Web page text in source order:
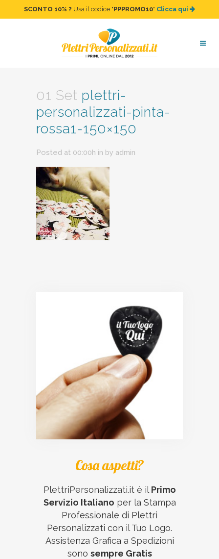
SCONTO 10% ? Usa il codice "PPPROMO10" Clicca qui
plettri-personalizzati-pinta-
rossa1-150×150
01 Set plettri-
personalizzati-pinta-
rossa1-150×150
Posted at 00:00h in by admin
Cosa aspetti?
PlettriPersonalizzati.it è il Primo
Servizio Italiano per la Stampa
Professionale di Plettri
Personalizzati con il Tuo Logo.
Assistenza Grafica a Spedizioni
sono sempre Gratis